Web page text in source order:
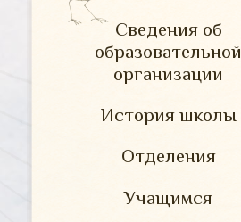
Сведения об
образовательной
организации
История школы
Отделения
Учащимся